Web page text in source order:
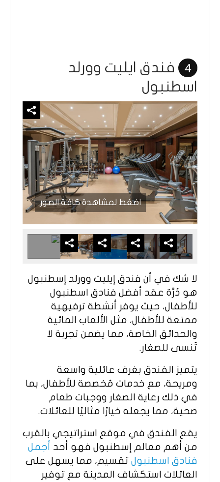
4
فندق ايليت وورلد
اسطنبول
اضغط لمشاهدة كافة الصور
لا شك في أن فندق إيليت وورلد إسطنبول
هو دُرَّة عقد أفضل فنادق اسطنبول
للأطفال، حيث يوفر أنشطة ترفيهية
ممتعة للأطفال، مثل الألعاب المائية
والحدائق الخاصة، مما يضمن تجربة لا
تُنسى للصغار.
يتميز الفندق بغرف عائلية واسعة
ومريحة، مع خدمات مُخصصة للأطفال، بما
في ذلك رعاية الصغار ووجبات طعام
صحية، مما يجعله خيارًا مثاليًا للعائلات.
يقع الفندق في موقع استراتيجي بالقرب
من أهم معالم إسطنبول فهو أحد
أجمل
فنادق اسطنبول تقسيم، مما يسهل على
العائلات استكشاف المدينة مع توفير